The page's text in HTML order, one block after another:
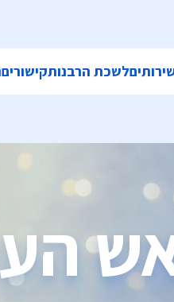
לשכת הרבנותקישורים